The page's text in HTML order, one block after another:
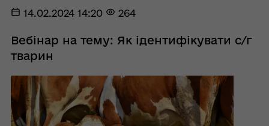
14.02.2024 14:20 264
Вебінар на тему: Як ідентифікувати с/г
тварин